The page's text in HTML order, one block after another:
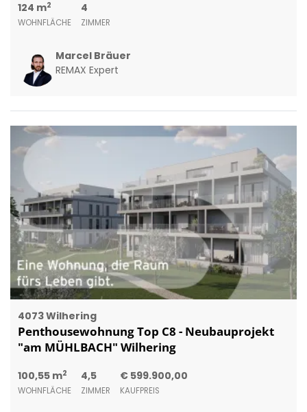
124 m2
WOHNFLÄCHE
4
ZIMMER
Marcel Bräuer
REMAX Expert
4073 Wilhering
Penthousewohnung Top C8 - Neubauprojekt
"am MÜHLBACH" Wilhering
100,55 m2
WOHNFLÄCHE
4,5
ZIMMER
€ 599.900,00
KAUFPREIS